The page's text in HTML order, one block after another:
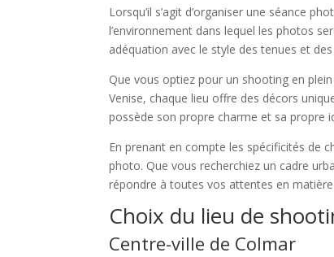
Lorsqu’il s’agit d’organiser une séance
l’environnement dans lequel les photos
adéquation avec le style des tenues et
Que vous optiez pour un shooting en
Venise, chaque lieu offre des décors
possède son propre charme et sa propre
En prenant en compte les spécificités de
photo. Que vous recherchiez un cadre
répondre à toutes vos attentes en
Choix du lieu de
Centre-ville de Colmar